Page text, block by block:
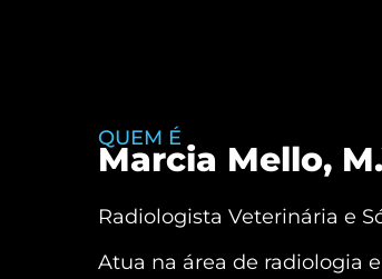
QUEM É
Marcia Mello,
Radiologista Veterinária e
Atua na área de radiologia